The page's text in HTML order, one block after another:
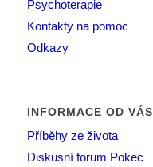
Psychoterapie
Kontakty na pomoc
Odkazy
INFORMACE OD VÁS
Příběhy ze života
Diskusní forum Pokec